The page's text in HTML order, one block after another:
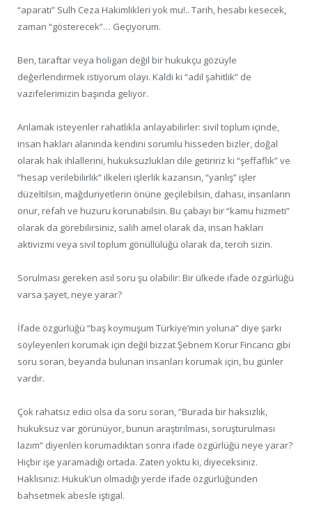
“aparatı” Sulh Ceza Hakimlikleri yok mu!.. Tarih, hesabı kesecek,
zaman “gösterecek”… Geçiyorum.
Ben, taraftar veya holigan değil bir hukukçu gözüyle
değerlendirmek istiyorum olayı. Kaldı ki “adil şahitlik” de
vazifelerimizin başında geliyor.
Anlamak isteyenler rahatlıkla anlayabilirler: sivil toplum içinde,
insan hakları alanında kendini sorumlu hisseden bizler, doğal
olarak hak ihlallerini, hukuksuzlukları dile getiririz ki “şeffaflık” ve
“hesap verilebilirlik” ilkeleri işlerlik kazansın, “yanlış” işler
düzeltilsin, mağduriyetlerin önüne geçilebilsin, dahası, insanların
onur, refah ve huzuru korunabilsin. Bu çabayı bir “kamu hizmeti”
olarak da görebilirsiniz, salih amel olarak da, insan hakları
aktivizmi veya sivil toplum gönüllülüğü olarak da, tercih sizin.
Sorulması gereken asıl soru şu olabilir: Bir ülkede ifade özgürlüğü
varsa şayet, neye yarar?
İfade özgürlüğü “baş koymuşum Türkiye’min yoluna” diye şarkı
söyleyenleri korumak için değil bizzat Şebnem Korur Fincancı gibi
soru soran, beyanda bulunan insanları korumak için, bu günler
vardır.
Çok rahatsız edici olsa da soru soran, “Burada bir haksızlık,
hukuksuz var görünüyor, bunun araştırılması, soruşturulması
lazım” diyenleri korumadıktan sonra ifade özgürlüğü neye yarar?
Hiçbir işe yaramadığı ortada. Zaten yoktu ki, diyeceksiniz.
Haklısınız: Hukuk’un olmadığı yerde ifade özgürlüğünden
bahsetmek abesle iştigal.